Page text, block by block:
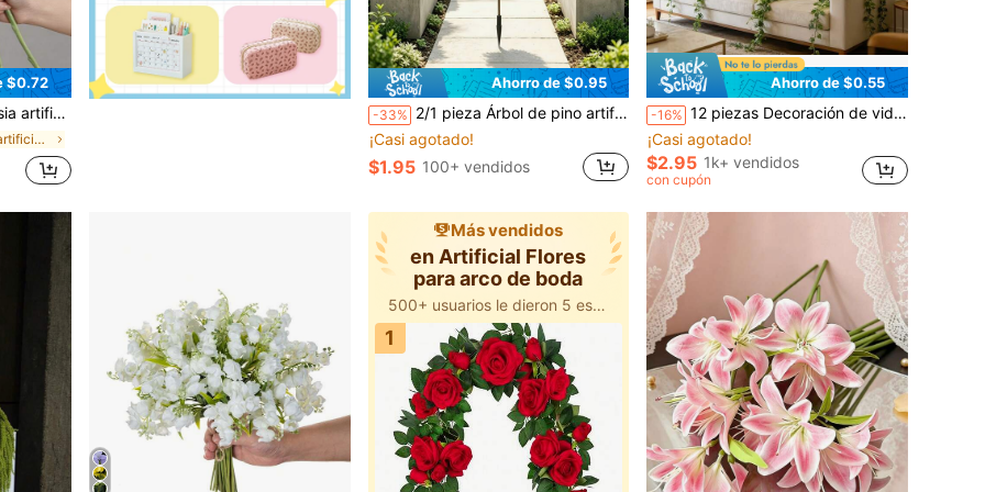
$0.72
de regreso a la escuela, acento de pared y espacio de oficina
en Ramos artificiales Decoraciones artificiales&De
Ahorro de $0.95
-33% 2/1 pieza Árbol de pino artificial, resistente a los rayos UV y lavable, con base puntiaguda para plantación directa, vegetación de bajo mantenimiento, adecuado para paisajismo de jardín, decoración del hogar, ambiente festivo, maceta no incluida (se deben comprar 3 palas por separado)
¡Casi agotado!
$1.95 100+ vendidos
Ahorro de $0.55
-16% 12 piezas Decoración de vid artificial, corona de vid perenne artificial con clips, plantas colgantes de flores verdes, hojas verdes falsas para decoración de habitación, decoración de boda para el hogar y el jardín
¡Casi agotado!
$2.95 1k+ vendidos
con cupón
Más vendidos
en Artificial Flores
para arco de boda
500+ usuarios le dieron 5 estrellas
1